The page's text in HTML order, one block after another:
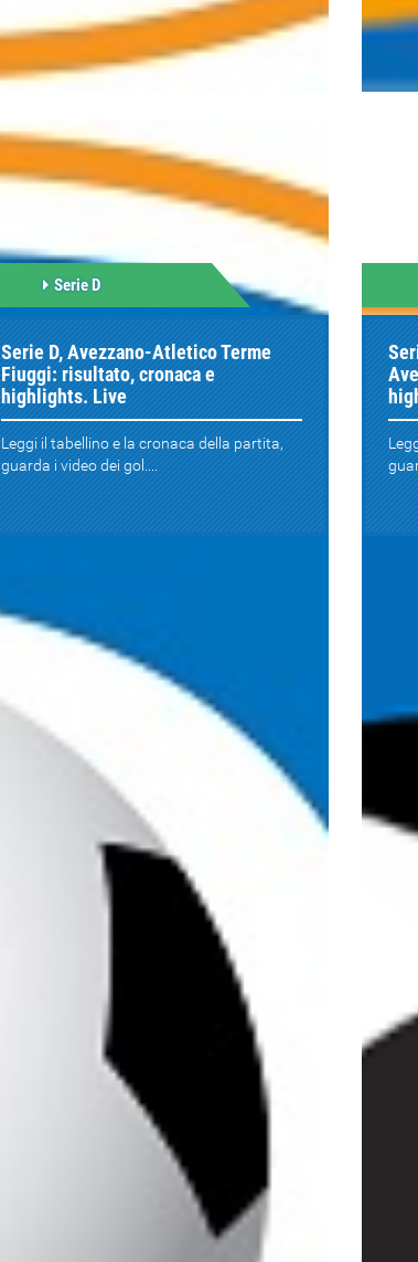
Serie D
Serie D, Avezzano-Atletico Terme
Fiuggi: risultato, cronaca e
highlights. Live
Leggi il tabellino e la cronaca della partita,
guarda i video dei gol....